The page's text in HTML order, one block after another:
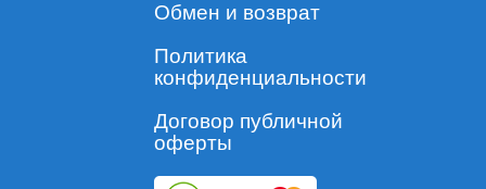
Обмен и возврат
Политика
конфиденциальности
Договор публичной
оферты